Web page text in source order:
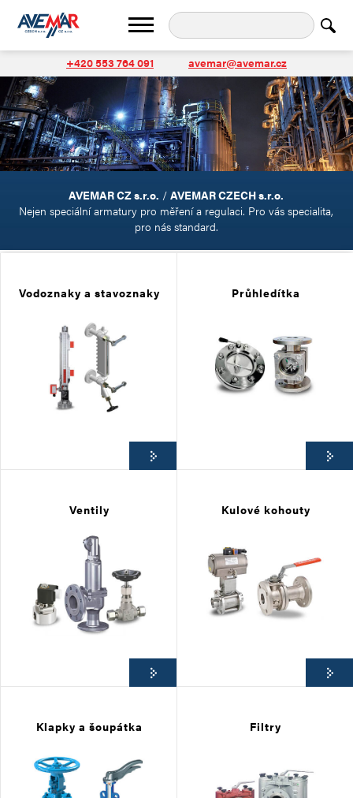
+420 553 764 091 avemar@avemar.cz
AVEMAR CZ s.r.o. /AVEMAR CZECH s.r.o.
Nejen speciální armatury pro měření a regulaci. Pro vás specialita,
pro nás standard.
Vodoznaky a stavoznaky Průhledítka
Ventily Kulové kohouty
Klapky a šoupátka Filtry